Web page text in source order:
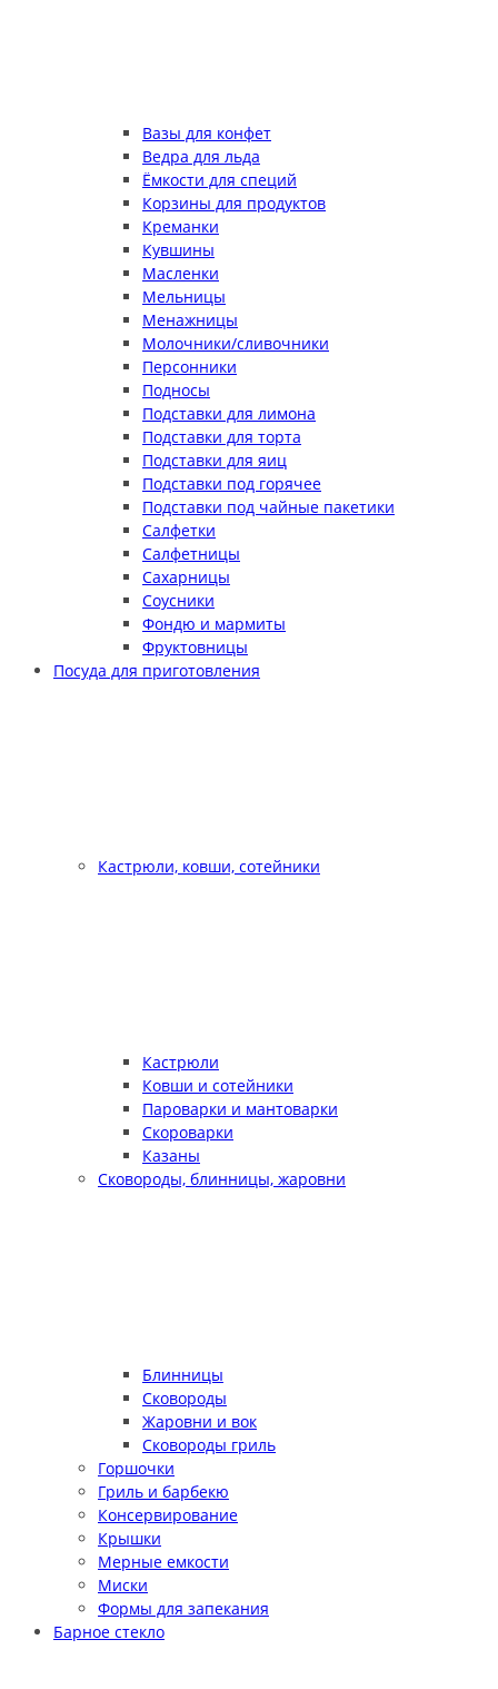
Вазы для конфет
Ведра для льда
Ёмкости для специй
Корзины для продуктов
Креманки
Кувшины
Масленки
Мельницы
Менажницы
Молочники/сливочники
Персонники
Подносы
Подставки для лимона
Подставки для торта
Подставки для яиц
Подставки под горячее
Подставки под чайные пакетики
Салфетки
Салфетницы
Сахарницы
Соусники
Фондю и мармиты
Фруктовницы
Посуда для приготовления
Кастрюли, ковши, сотейники
Кастрюли
Ковши и сотейники
Пароварки и мантоварки
Скороварки
Казаны
Сковороды, блинницы, жаровни
Блинницы
Сковороды
Жаровни и вок
Сковороды гриль
Горшочки
Гриль и барбекю
Консервирование
Крышки
Мерные емкости
Миски
Формы для запекания
Барное стекло